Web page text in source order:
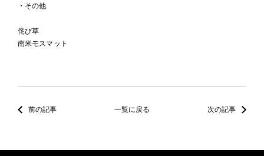
・その他
侘び草
南米モスマット
前の記事 一覧に戻る 次の記事